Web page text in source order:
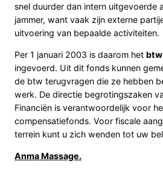
snel duurder dan intern uitgevoerde
jammer, want vaak zijn externe
uitvoering van bepaalde activiteiten.
Per 1 januari 2003 is daarom het
ingevoerd. Uit dit fonds kunnen
de btw terugvragen die ze hebben
werk. De directie begrotingszaken
Financiën is verantwoordelijk voor
compensatiefonds. Voor fiscale
terrein kunt u zich wenden tot uw
Anma Massage.